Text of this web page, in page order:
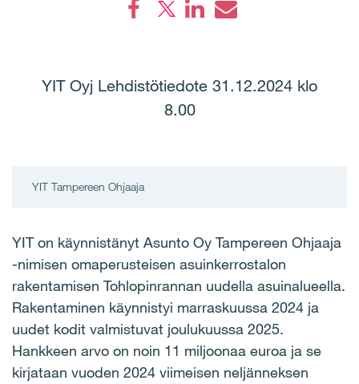
YIT Oyj Lehdistötiedote 31.12.2024 klo
8.00
YIT Tampereen Ohjaaja
YIT on käynnistänyt Asunto Oy Tampereen Ohjaaja
-nimisen omaperusteisen asuinkerrostalon
rakentamisen Tohlopinrannan uudella asuinalueella.
Rakentaminen käynnistyi marraskuussa 2024 ja
uudet kodit valmistuvat joulukuussa 2025.
Hankkeen arvo on noin 11 miljoonaa euroa ja se
kirjataan vuoden 2024 viimeisen neljänneksen